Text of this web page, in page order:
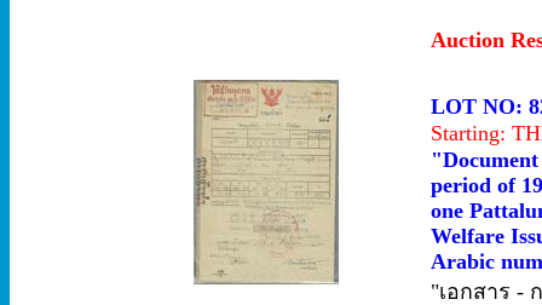
Auction
LOT NO:
Starting:
period of
one
Welfare
Arabic
"เอกสาร -